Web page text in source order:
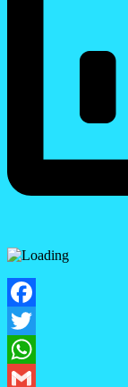
Facebook
Twitter
WhatsApp